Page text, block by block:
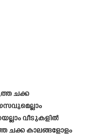
ചക്ക
വീടുകളിൽ
ചക്ക കാലങ്ങളോളം